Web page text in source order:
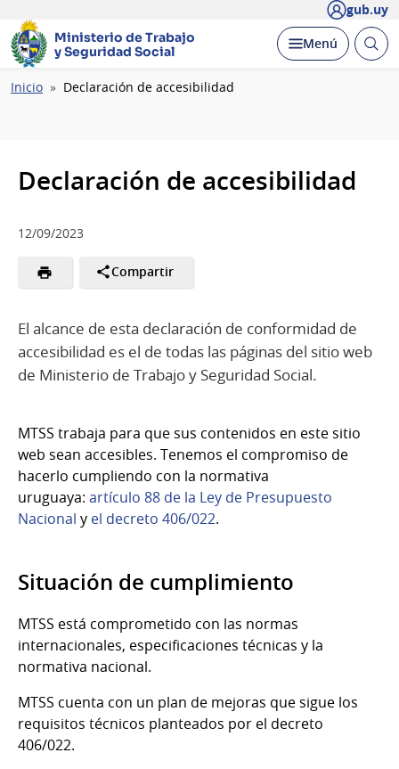
gub.uy
Ministerio de Trabajo
y Seguridad Social
Desplegar
Menú Abrir
Ruta
Inicio Declaración de accesibilidad
Declaración de accesibilidad
12/09/2023
Compartir
El alcance de esta declaración de conformidad de
accesibilidad es el de todas las páginas del sitio web
de Ministerio de Trabajo y Seguridad Social.
MTSS trabaja para que sus contenidos en este sitio
web sean accesibles. Tenemos el compromiso de
hacerlo cumpliendo con la normativa
uruguaya: artículo 88 de la Ley de Presupuesto
Nacional y el decreto 406/022.
Situación de cumplimiento
MTSS está comprometido con las normas
internacionales, especificaciones técnicas y la
normativa nacional.
MTSS cuenta con un plan de mejoras que sigue los
requisitos técnicos planteados por el decreto
406/022.